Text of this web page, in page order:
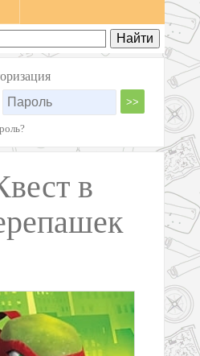
в